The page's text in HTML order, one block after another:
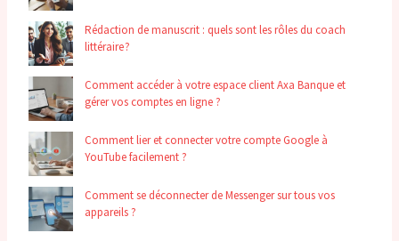
Rédaction de manuscrit : quels sont les rôles du coach
littéraire ?
Comment accéder à votre espace client Axa Banque et
gérer vos comptes en ligne ?
Comment lier et connecter votre compte Google à
YouTube facilement ?
Comment se déconnecter de Messenger sur tous vos
appareils ?